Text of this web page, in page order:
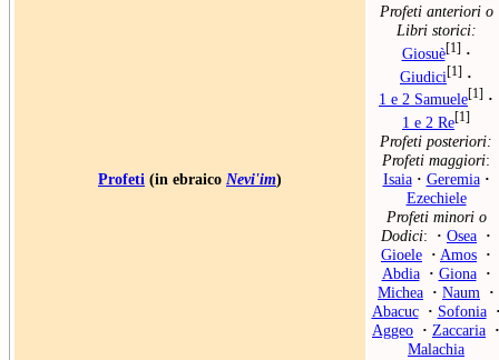
Profeti (in ebraico Nevi'im)
Profeti anteriori o
Libri storici:
Giosuè[1]·
Giudici[1] ·
1 e 2 Samuele[1] ·
1 e 2 Re[1]
Profeti posteriori:
Profeti maggiori:
Isaia· Geremia·
Ezechiele
Profeti minori o
Dodici: · Osea ·
Gioele · Amos ·
Abdia · Giona ·
Michea · Naum
·
Abacuc · Sofonia
Aggeo · Zaccaria ·
Malachia